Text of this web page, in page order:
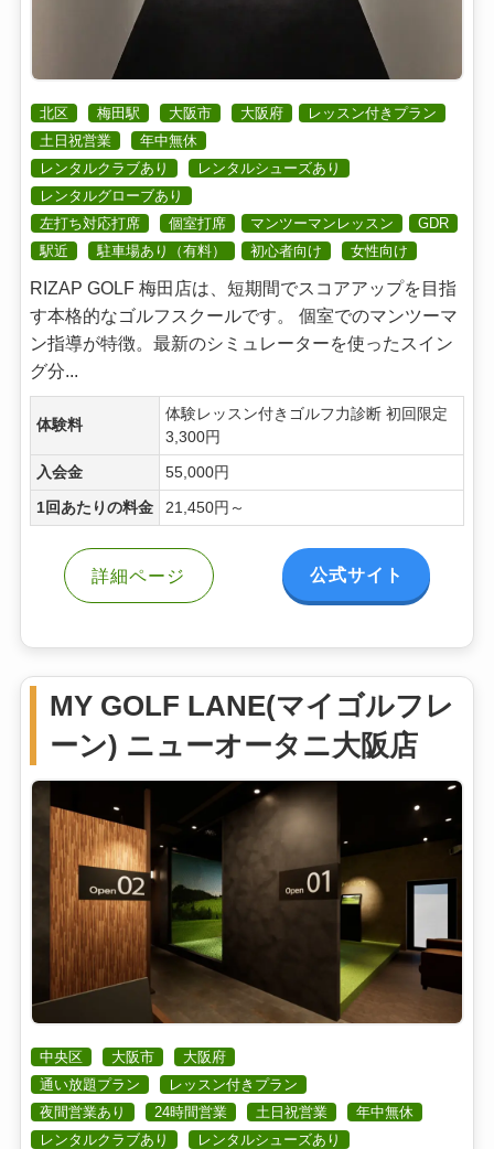
北区 梅田駅 大阪市 大阪府
レッスン付きプラン
土日祝営業
年中無休
レンタルクラブあり
レンタルシューズあり
レンタルグローブあり
左打ち対応打席
個室打席 マンツーマンレッスン
GDR
駅近
駐車場あり（有料） 初心者向け 女性向け
RIZAP GOLF 梅田店は、短期間でスコアアップを目指
す本格的なゴルフスクールです。 個室でのマンツーマ
ン指導が特徴。最新のシミュレーターを使ったスイン
グ分...
体験料
体験レッスン付きゴルフ力診断 初回限定
3,300円
入会金 55,000円
1回あたりの料金 21,450円～
詳細ページ 公式サイト
MY GOLF LANE(マイゴルフレ
ーン) ニューオータニ大阪店
中央区 大阪市
大阪府
通い放題プラン
レッスン付きプラン
夜間営業あり
24時間営業 土日祝営業
年中無休
レンタルクラブあり
レンタルシューズあり